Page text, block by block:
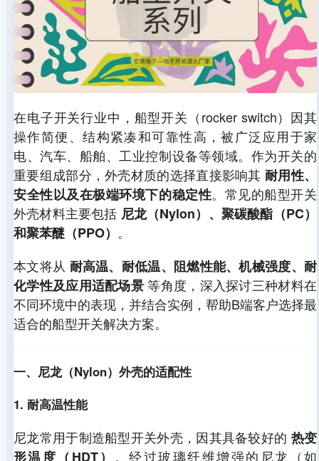
在电子开关行业中，船型开关（rocker switch）因其
操作简便、结构紧凑和可靠性高，被广泛应用于家
电、汽车、船舶、工业控制设备等领域。作为开关的
重要组成部分，外壳材质的选择直接影响其 耐用性、
安全性以及在极端环境下的稳定性。常见的船型开关
外壳材料主要包括 尼龙（Nylon）、聚碳酸酯（PC）
和聚苯醚（PPO） 。
本文将从 耐高温、耐低温、阻燃性能、机械强度、耐
化学性及应用适配场景等角度，深入探讨三种材料在
不同环境中的表现，并结合实例，帮助B端客户选择最
适合的船型开关解决方案。
一、尼龙（Nylon）外壳的适配性
1. 耐高温性能
尼龙常用于制造船型开关外壳，因其具备较好的 热变
形温度（HDT） 。经过玻璃纤维增强的尼龙（如